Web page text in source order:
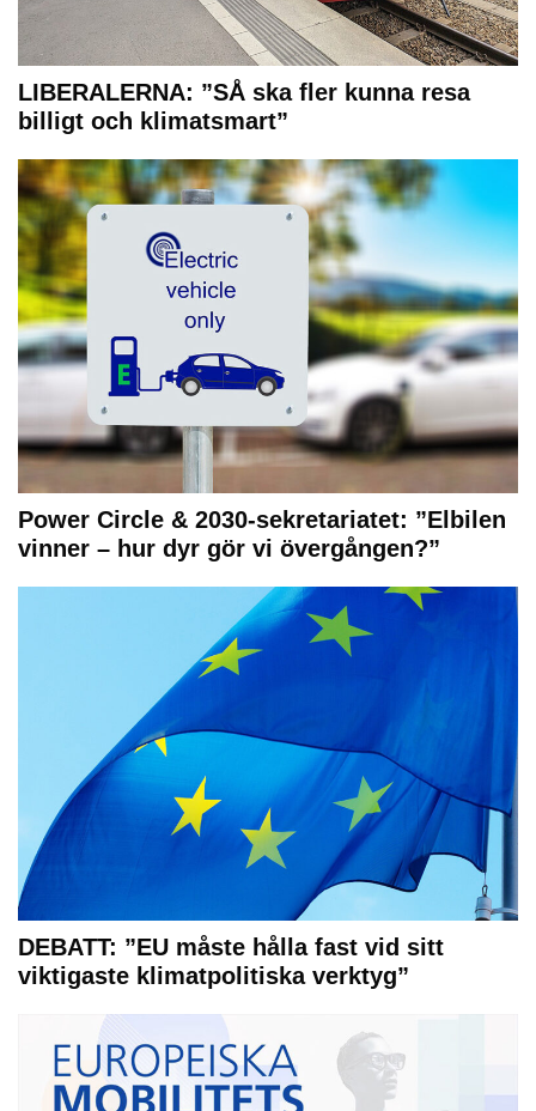
LIBERALERNA: ”SÅ ska fler kunna resa
billigt och klimatsmart”
Power Circle & 2030-sekretariatet: ”Elbilen
vinner – hur dyr gör vi övergången?”
DEBATT: ”EU måste hålla fast vid sitt
viktigaste klimatpolitiska verktyg”